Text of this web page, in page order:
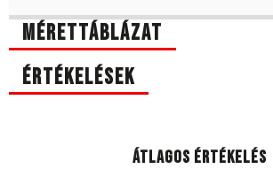
Mérettáblázat
Értékelések
Átlagos értékelés